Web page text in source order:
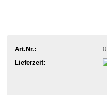
Art.Nr.:
Lieferzeit: